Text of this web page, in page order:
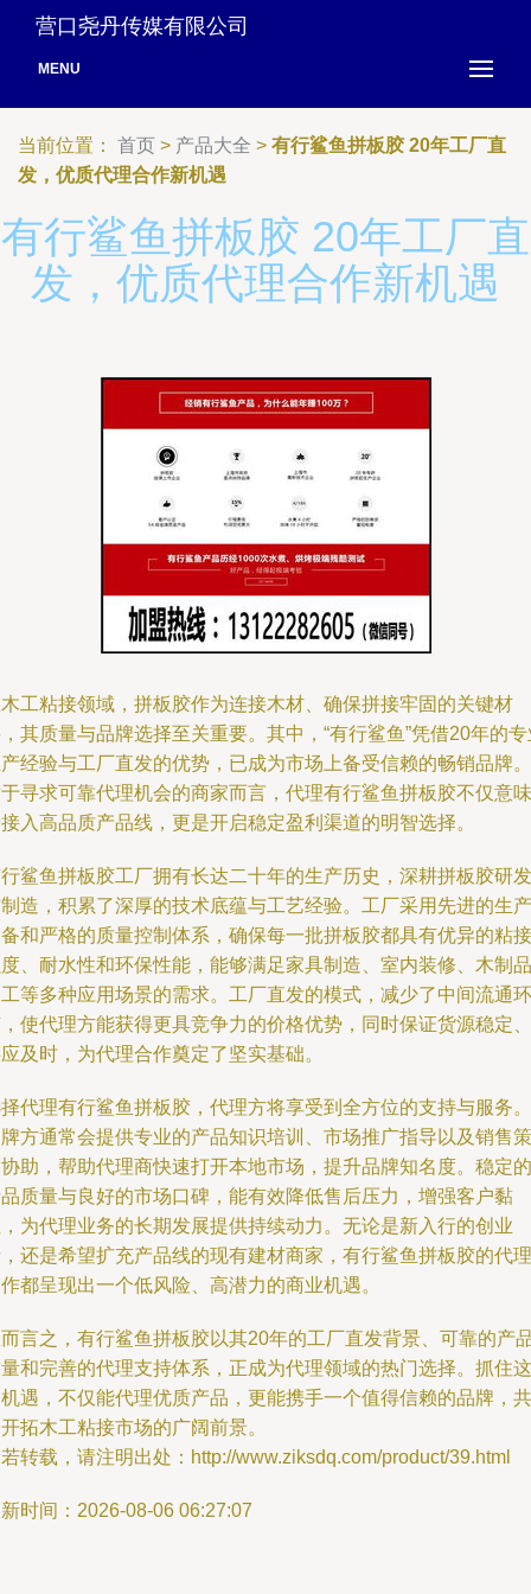
营口尧丹传媒有限公司
MENU
当前位置： 首页 > 产品大全 > 有行鲨鱼拼板胶 20年工厂直
发，优质代理合作新机遇
有行鲨鱼拼板胶 20年工厂直
发，优质代理合作新机遇
工粘接领域，拼板胶作为连接木材、确保拼接牢固的关键材
其质量与品牌选择至关重要。其中，“有行鲨鱼”凭借20年的
经验与工厂直发的优势，已成为市场上备受信赖的畅销品牌。
寻求可靠代理机会的商家而言，代理有行鲨鱼拼板胶不仅意味
入高品质产品线，更是开启稳定盈利渠道的明智选择。
鲨鱼拼板胶工厂拥有长达二十年的生产历史，深耕拼板胶研发
造，积累了深厚的技术底蕴与工艺经验。工厂采用先进的生产
和严格的质量控制体系，确保每一批拼板胶都具有优异的粘接
、耐水性和环保性能，能够满足家具制造、室内装修、木制品
等多种应用场景的需求。工厂直发的模式，减少了中间流通环
使代理方能获得更具竞争力的价格优势，同时保证货源稳定、
及时，为代理合作奠定了坚实基础。
代理有行鲨鱼拼板胶，代理方将享受到全方位的支持与服务。
方通常会提供专业的产品知识培训、市场推广指导以及销售策
助，帮助代理商快速打开本地市场，提升品牌知名度。稳定的
质量与良好的市场口碑，能有效降低售后压力，增强客户黏
为代理业务的长期发展提供持续动力。无论是新入行的创业
还是希望扩充产品线的现有建材商家，有行鲨鱼拼板胶的代理
都呈现出一个低风险、高潜力的商业机遇。
言之，有行鲨鱼拼板胶以其20年的工厂直发背景、可靠的产
和完善的代理支持体系，正成为代理领域的热门选择。抓住这
遇，不仅能代理优质产品，更能携手一个值得信赖的品牌，共
拓木工粘接市场的广阔前景。
转载，请注明出处：http://www.ziksdq.com/product/39.html
时间：2026-08-06 06:27:07